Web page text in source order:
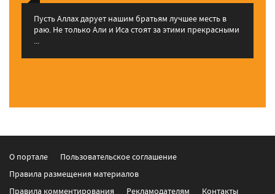
Пусть Аллах дарует нашим братьям лучшее месть в
раю. Не только Али и Иса стоят за этими прекрасными
...
О портале
Пользовательское соглашение
Правила размещения материалов
Правила комментирования
Рекламодателям Контакты